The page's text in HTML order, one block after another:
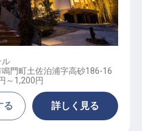
ービス（週1日～勤務
あり／寮相談OK）
ル
門町土佐泊浦字高砂186-16
～ 1,200円
る 詳しく見る